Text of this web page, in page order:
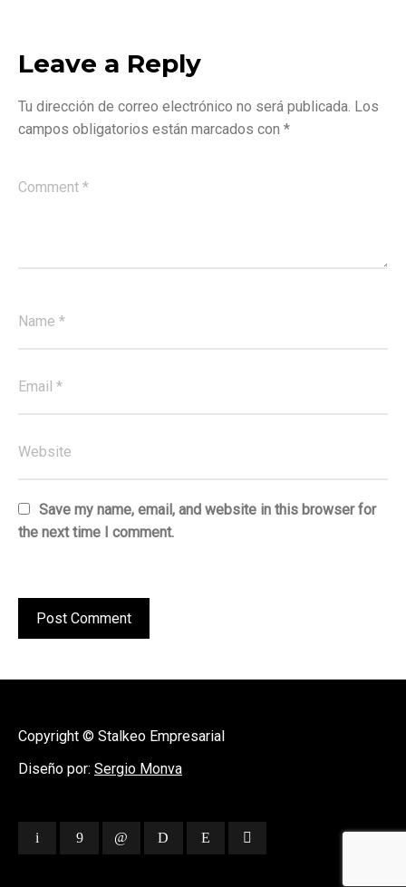
Leave a Reply
Tu dirección de correo electrónico no será publicada. Los
campos obligatorios están marcados con *
Save my name, email, and website in this browser for
the next time I comment.
Copyright © Stalkeo Empresarial
Diseño por: Sergio Monva